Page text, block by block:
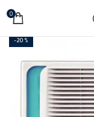
0
-20%